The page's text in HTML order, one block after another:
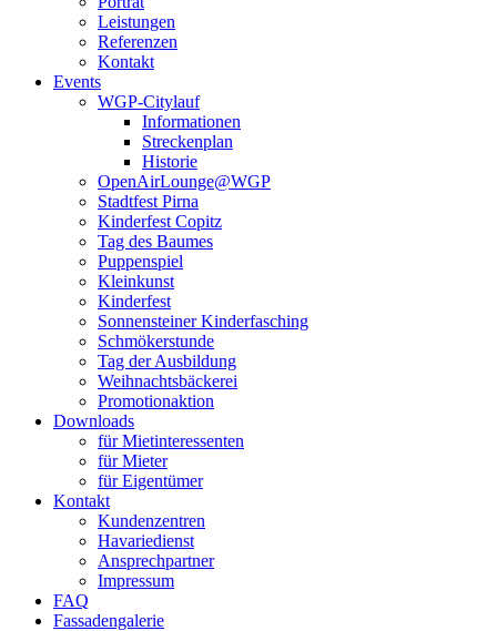
Leistungen
Referenzen
Kontakt
Events
WGP-Citylauf
Informationen
Streckenplan
Historie
OpenAirLounge@WGP
Stadtfest Pirna
Kinderfest Copitz
Tag des Baumes
Puppenspiel
Kleinkunst
Kinderfest
Sonnensteiner Kinderfasching
Schmökerstunde
Tag der Ausbildung
Weihnachtsbäckerei
Promotionaktion
Downloads
für Mietinteressenten
für Mieter
für Eigentümer
Kontakt
Kundenzentren
Havariedienst
Ansprechpartner
Impressum
FAQ
Fassadengalerie